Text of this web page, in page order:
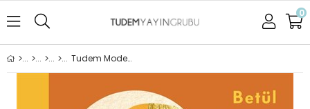
0
Tudem Modern Klasikler - İkiz Gezginler İstanbul'dan Bodrum'a